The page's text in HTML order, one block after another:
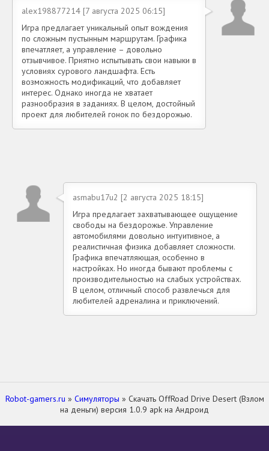
alex198877214 [7 августа 2025 06:15]
Игра предлагает уникальный опыт вождения
по сложным пустынным маршрутам. Графика
впечатляет, а управление – довольно
отзывчивое. Приятно испытывать свои навыки в
условиях сурового ландшафта. Есть
возможность модификаций, что добавляет
интерес. Однако иногда не хватает
разнообразия в заданиях. В целом, достойный
проект для любителей гонок по бездорожью.
asmabu17u2 [2 августа 2025 18:15]
Игра предлагает захватывающее ощущение
свободы на бездорожье. Управление
автомобилями довольно интуитивное, а
реалистичная физика добавляет сложности.
Графика впечатляющая, особенно в
настройках. Но иногда бывают проблемы с
производительностью на слабых устройствах.
В целом, отличный способ развлечься для
любителей адреналина и приключений.
Robot-gamers.ru » Симуляторы » Скачать OffRoad Drive Desert (Взлом
на деньги) версия 1.0.9 apk на Андроид